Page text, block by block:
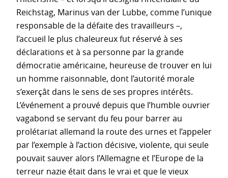
Reichstag, Marinus van der Lubbe, comme l’unique
responsable de la défaite des travailleurs –,
l’accueil le plus chaleureux fut réservé à ses
déclarations et à sa personne par la grande
démocratie américaine, heureuse de trouver en lui
un homme raisonnable, dont l’autorité morale
s’exerçât dans le sens de ses propres intérêts.
L’événement a prouvé depuis que l’humble ouvrier
vagabond se servant du feu pour barrer au
prolétariat allemand la route des urnes et l’appeler
par l’exemple à l’action décisive, violente, qui seule
pouvait sauver alors l’Allemagne et l’Europe de la
terreur nazie était dans le vrai et que le vieux